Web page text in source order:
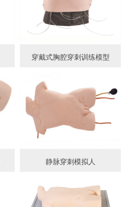
穿戴式胸腔穿刺训练模型
静脉穿刺模拟人